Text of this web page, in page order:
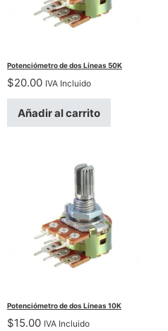
Potenciómetro de dos Líneas 50K
$20.00 IVA Incluido
Añadir al carrito
Potenciómetro de dos Líneas 10K
$15.00 IVA Incluido